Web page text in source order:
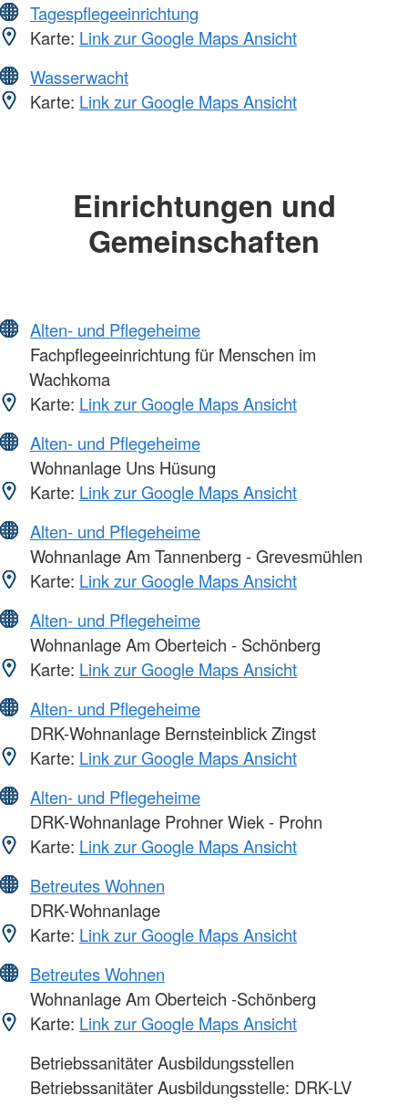
Tagespflegeeinrichtung
Karte: Link zur Google Maps Ansicht
Wasserwacht
Karte: Link zur Google Maps Ansicht
Einrichtungen und
Gemeinschaften
Alten- und Pflegeheime
Fachpflegeeinrichtung für Menschen im
Wachkoma
Karte: Link zur Google Maps Ansicht
Alten- und Pflegeheime
Wohnanlage Uns Hüsung
Karte: Link zur Google Maps Ansicht
Alten- und Pflegeheime
Wohnanlage Am Tannenberg - Grevesmühlen
Karte: Link zur Google Maps Ansicht
Alten- und Pflegeheime
Wohnanlage Am Oberteich - Schönberg
Karte: Link zur Google Maps Ansicht
Alten- und Pflegeheime
DRK-Wohnanlage Bernsteinblick Zingst
Karte: Link zur Google Maps Ansicht
Alten- und Pflegeheime
DRK-Wohnanlage Prohner Wiek - Prohn
Karte: Link zur Google Maps Ansicht
Betreutes Wohnen
DRK-Wohnanlage
Karte: Link zur Google Maps Ansicht
Betreutes Wohnen
Wohnanlage Am Oberteich -Schönberg
Karte: Link zur Google Maps Ansicht
Betriebssanitäter Ausbildungsstellen
Betriebssanitäter Ausbildungsstelle: DRK-LV